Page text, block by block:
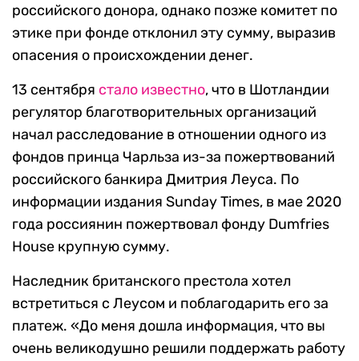
российского донора, однако позже комитет по
этике при фонде отклонил эту сумму, выразив
опасения о происхождении денег.
13 сентября стало известно, что в Шотландии
регулятор благотворительных организаций
начал расследование в отношении одного из
фондов принца Чарльза из-за пожертвований
российского банкира Дмитрия Леуса. По
информации издания Sunday Times, в мае 2020
года россиянин пожертвовал фонду Dumfries
House крупную сумму.
Наследник британского престола хотел
встретиться с Леусом и поблагодарить его за
платеж. «До меня дошла информация, что вы
очень великодушно решили поддержать работу